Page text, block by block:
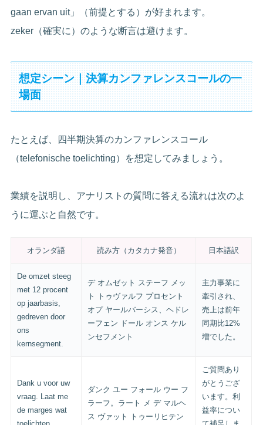
gaan ervan uit」（前提とする）が好まれます。
zeker（確実に）のような断言は避けます。
想定シーン｜決算カンファレンスコールの一
場面
たとえば、四半期決算のカンファレンスコール
（telefonische toelichting）を想定してみましょう。
業績を説明し、アナリストの質問に答える流れは次のよ
うに運ぶと自然です。
オランダ語 読み方（カタカナ発音） 日本語訳
De omzet steeg
met 12 procent
op jaarbasis,
gedreven door
ons
kernsegment.
デ オムゼット ステーフ メッ
ト トゥヴァルフ プロセント
オプ ヤールバーシス、ヘドレ
ーフェン ドール オンス ケル
ンセフメント
主力事業に
牽引され、
売上は前年
同期比12%
増でした。
Dank u voor uw
vraag. Laat me
de marges wat
ダンク ユー フォール ウー フ
ラーフ。ラート メ デ マルヘ
ス ヴァット トゥーリヒテン
ご質問あり
がとうござ
います。利
益率につい